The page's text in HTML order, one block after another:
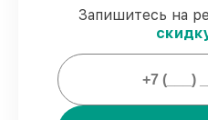
работы и
гарантийной
Мы гарантируем:
Запишитесь на